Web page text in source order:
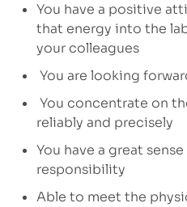
You have a positive
that energy into the
your colleagues
You are looking
You concentrate on
reliably and precisely
You have a great
responsibility
Able to meet the